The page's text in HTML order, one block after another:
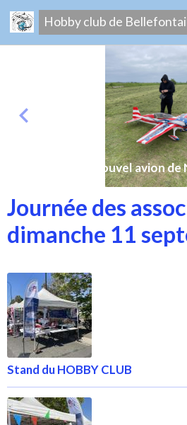
Hobby club de
Nouvel avion de
Journée des
dimanche 11
Stand du HOBBY CLUB